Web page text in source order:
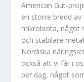
American
en större bredd
mikrobiota, något
och stabilare
Nordiska
också att vi får i
per dag, något